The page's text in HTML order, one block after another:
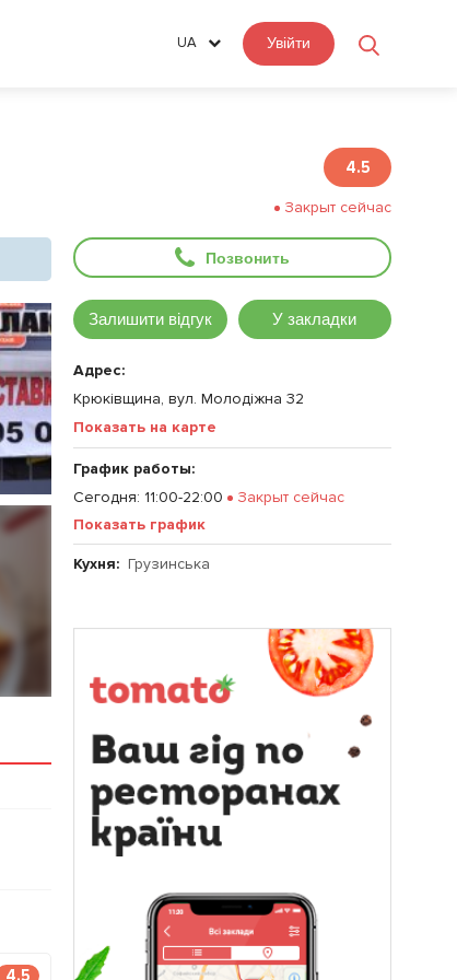
UA Увійти
4.5
Закрыт сейчас
Позвонить
Залишити відгук У закладки
Адрес:
Крюківщина, вул. Молодіжна 32
Показать на карте
График работы:
Сегодня: 11:00-22:00
Закрыт сейчас
Показать график
Кухня: Грузинська
4.5